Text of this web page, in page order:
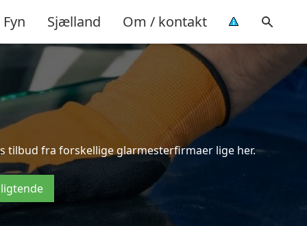
Fyn Sjælland Om / kontakt
tilbud fra forskellige glarmesterfirmaer lige her.